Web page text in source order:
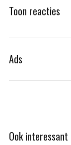
Toon reacties
Ads
Ook interessant